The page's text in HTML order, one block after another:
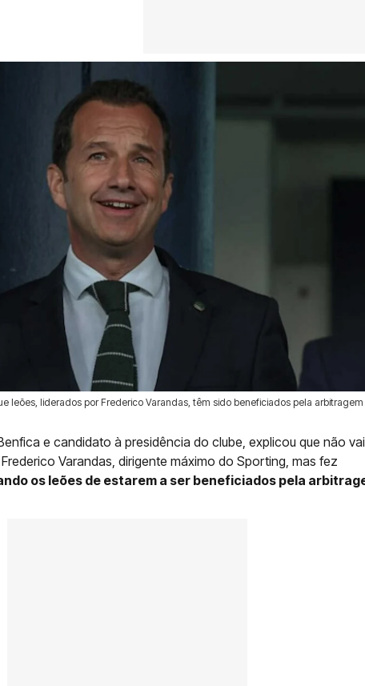
leões, liderados por Frederico Varandas, têm sido beneficiados pela arbitragem
e candidato à presidência do clube, explicou que não vai
Varandas, dirigente máximo do Sporting, mas fez
os leões de estarem a ser beneficiados pela